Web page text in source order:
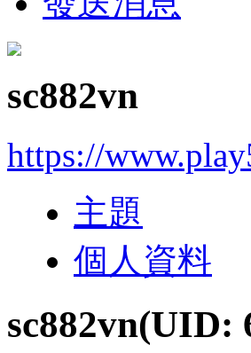
sc882vn
https://
主題
個人資料
sc882vn(UID: